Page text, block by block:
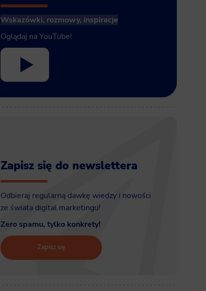
Wskazówki, rozmowy, inspiracje
Oglądaj na YouTube!
Zapisz się do newslettera
Odbieraj regularną dawkę wiedzy i nowości
ze świata digital marketingu!
Zero spamu, tylko konkrety!
Zapisz się